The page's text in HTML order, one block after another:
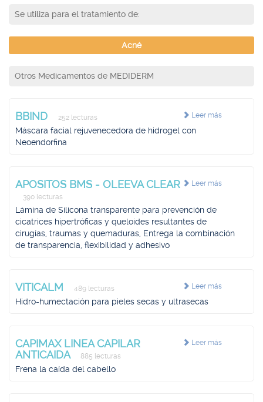
Se utiliza para el tratamiento de:
Acné
Otros Medicamentos de MEDIDERM
Leer más
BBIND 252 lecturas
Máscara facial rejuvenecedora de hidrogel con
Neoendorfina
Leer más
APOSITOS BMS - OLEEVA CLEAR
390 lecturas
Lámina de Silicona transparente para prevención de
cicatrices hipertróficas y queloides resultantes de
cirugías, traumas y quemaduras, Entrega la combinación
de transparencia, flexibilidad y adhesivo
Leer más
VITICALM 489 lecturas
Hidro-humectación para pieles secas y ultrasecas
Leer más
CAPIMAX LINEA CAPILAR
ANTICAIDA
885 lecturas
Frena la caída del cabello